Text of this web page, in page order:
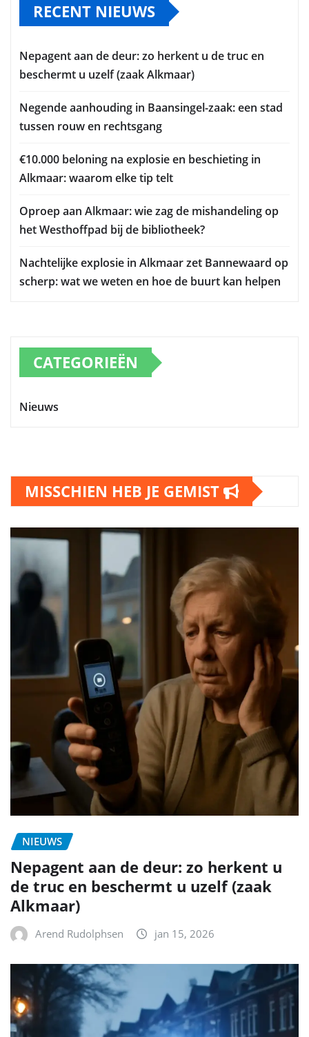
RECENT NIEUWS
Nepagent aan de deur: zo herkent u de truc en
beschermt u uzelf (zaak Alkmaar)
Negende aanhouding in Baansingel-zaak: een stad
tussen rouw en rechtsgang
€10.000 beloning na explosie en beschieting in
Alkmaar: waarom elke tip telt
Oproep aan Alkmaar: wie zag de mishandeling op
het Westhoffpad bij de bibliotheek?
Nachtelijke explosie in Alkmaar zet Bannewaard op
scherp: wat we weten en hoe de buurt kan helpen
CATEGORIEËN
Nieuws
MISSCHIEN HEB JE GEMIST
NIEUWS
Nepagent aan de deur: zo herkent u
de truc en beschermt u uzelf (zaak
Alkmaar)
Arend Rudolphsen jan 15, 2026